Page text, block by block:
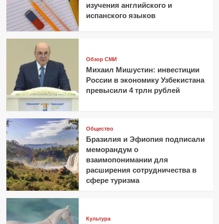
изучения английского и
испанского языков
Обзор СМИ
Михаил Мишустин: инвестиции
России в экономику Узбекистана
превысили 4 трлн рублей
Общество
Бразилия и Эфиопия подписали
меморандум о
взаимопонимании для
расширения сотрудничества в
сфере туризма
Культура